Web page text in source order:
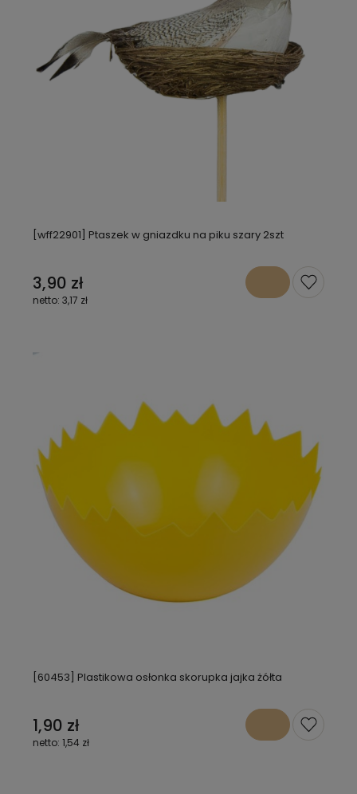
[wff22901] Ptaszek w gniazdku na piku szary 2szt
3,90 zł
3,17 zł
[60453] Plastikowa osłonka skorupka jajka żółta
1,90 zł
1,54 zł